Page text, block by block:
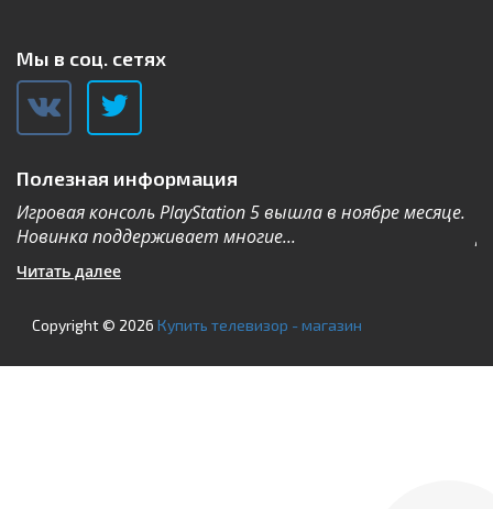
Мы в соц. сетях
Полезная информация
Игровая консоль PlayStation 5 вышла в ноябре месяце.
Новинка поддерживает многие...
Читать далее
Copyright © 2026 Купить телевизор - магазин